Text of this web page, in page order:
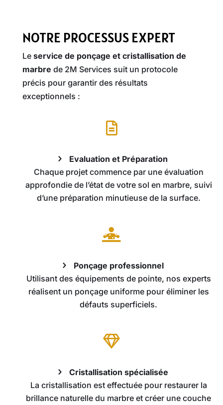
NOTRE PROCESSUS EXPERT
Le service de ponçage et cristallisation de
marbre de 2M Services suit un protocole
précis pour garantir des résultats
exceptionnels :

Evaluation et Préparation
Chaque projet commence par une évaluation
approfondie de l’état de votre sol en marbre, suivi
d’une préparation minutieuse de la surface.

Ponçage professionnel
Utilisant des équipements de pointe, nos experts
réalisent un ponçage uniforme pour éliminer les
défauts superficiels.

Cristallisation spécialisée
La cristallisation est effectuée pour restaurer la
brillance naturelle du marbre et créer une couche